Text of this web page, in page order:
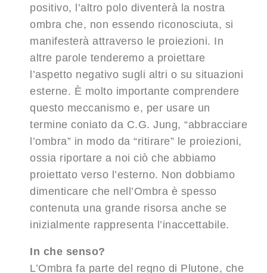
positivo, l’altro polo diventerà la nostra
ombra che, non essendo riconosciuta, si
manifesterà attraverso le proiezioni. In
altre parole tenderemo a proiettare
l’aspetto negativo sugli altri o su situazioni
esterne. È molto importante comprendere
questo meccanismo e, per usare un
termine coniato da C.G. Jung, “abbracciare
l’ombra” in modo da “ritirare” le proiezioni,
ossia riportare a noi ciò che abbiamo
proiettato verso l’esterno. Non dobbiamo
dimenticare che nell’Ombra è spesso
contenuta una grande risorsa anche se
inizialmente rappresenta l’inaccettabile.
In che senso?
L’Ombra fa parte del regno di Plutone, che